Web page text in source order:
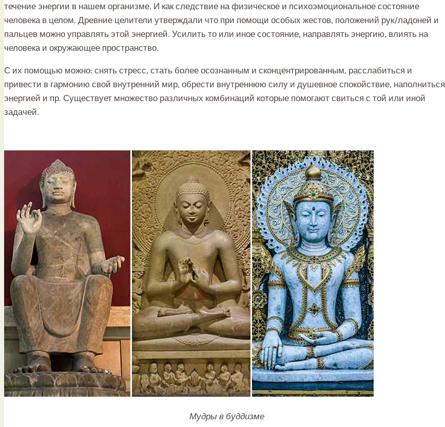
течение энергии в нашем организме. И как следствие на физическое и психоэмоциональное состояние
человека в целом. Древние целители утверждали что при помощи особых жестов, положений рук/ладоней и
пальцев можно управлять этой энергией. Усилить то или иное состояние, направлять энергию, влиять на
человека и окружающее пространство.
С их помощью можно: снять стресс, стать более осознанным и сконцентрированным, расслабиться и
привести в гармонию свой внутренний мир, обрести внутреннюю силу и душевное спокойствие, наполниться
энергией и пр. Существует множество различных комбинаций которые помогают свиться с той или иной
задачей.
Мудры в буддизме